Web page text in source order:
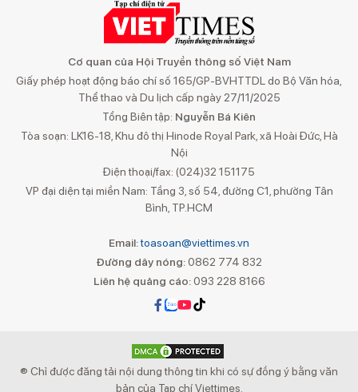
Cơ quan của Hội Truyền thông số Việt Nam
Giấy phép hoạt động báo chí số 165/GP-BVHTTDL do Bộ Văn hóa,
Thể thao và Du lịch cấp ngày 27/11/2025
Tổng Biên tập: Nguyễn Bá Kiên
Tòa soạn: LK16-18, Khu đô thị Hinode Royal Park, xã Hoài Đức, Hà
Nội
Điện thoại/fax: (024)32 151175
VP đại diện tại miền Nam: Tầng 3, số 54, đường C1, phường Tân
Bình, TP.HCM
Email:toasoan@viettimes.vn
Đường dây nóng: 0862 774 832
Liên hệ quảng cáo:093 228 8166
® Chỉ được đăng tải nội dung thông tin khi có sự đồng ý bằng văn
bản của Tạp chí Viettimes.